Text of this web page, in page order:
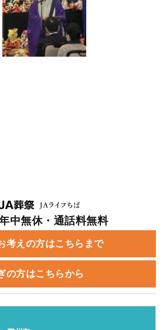
中無休・通話料無料
考えの方はこちらまで
の方はこちらから